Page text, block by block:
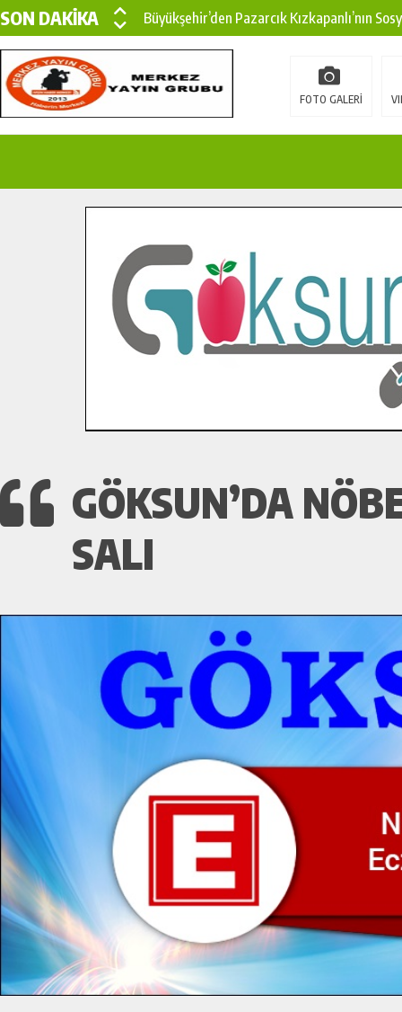
SON DAKİKA
Büyükşehir’den Pazarcık Kızkapanlı’nın
Büyükşehir’den Pazarcık Kırsalına Modern
Çin’den KSÜ’ye Uluslararası Başarı:
İlçe Jandarma Komutanı Karakaya’dan
Bertiz’in Yeni Köprüsünde Sona Doğru.
FOTO GALERİ
GÖKSUN’DA
SALI